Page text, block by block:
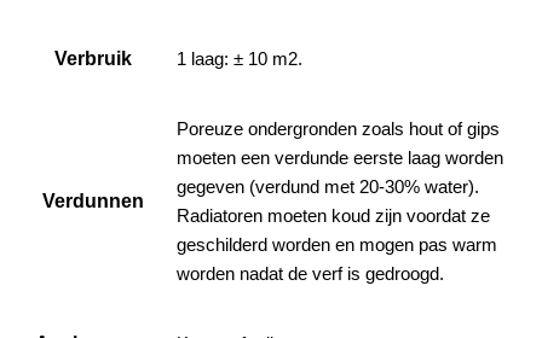
Verbruik 1 laag: ± 10 m2.
Verdunnen
Poreuze ondergronden zoals hout of gips
moeten een verdunde eerste laag worden
gegeven (verdund met 20-30% water).
Radiatoren moeten koud zijn voordat ze
geschilderd worden en mogen pas warm
worden nadat de verf is gedroogd.